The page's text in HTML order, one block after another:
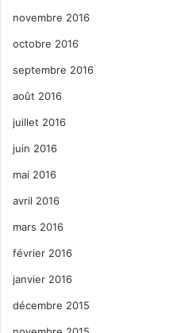
novembre 2016
octobre 2016
septembre 2016
août 2016
juillet 2016
juin 2016
mai 2016
avril 2016
mars 2016
février 2016
janvier 2016
décembre 2015